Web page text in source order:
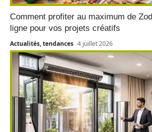
Comment profiter au maximum de
ligne pour vos projets créatifs
Actualités, tendances 4 juillet 2026